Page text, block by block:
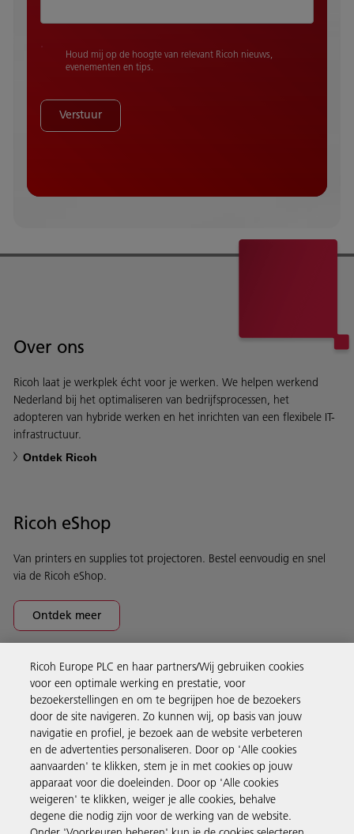
Houd mij op de hoogte van relevant Ricoh nieuws,
evenementen en tips.
Verstuur
Over ons
Ricoh laat je werkplek écht voor je werken. We helpen werkend
Nederland bij het optimaliseren van bedrijfsprocessen, het
adopteren van hybride werken en het inrichten van een flexibele IT-
infrastructuur.
Ontdek Ricoh
Ricoh eShop
Van printers en supplies tot projectoren. Bestel eenvoudig en snel
via de Ricoh eShop.
Ontdek meer
Business Solutions
Producten en services
Support en contact
Inspiratie
Ricoh Europe PLC en haar partners/Wij gebruiken cookies
voor een optimale werking en prestatie, voor
bezoekerstellingen en om te begrijpen hoe de bezoekers
door de site navigeren. Zo kunnen wij, op basis van jouw
navigatie en profiel, je bezoek aan de website verbeteren
en de advertenties personaliseren. Door op 'Alle cookies
aanvaarden' te klikken, stem je in met cookies op jouw
apparaat voor die doeleinden. Door op 'Alle cookies
weigeren' te klikken, weiger je alle cookies, behalve
degene die nodig zijn voor de werking van de website.